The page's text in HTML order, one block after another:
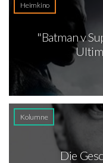
Heimkino
"Batman v
Kolumne
Die